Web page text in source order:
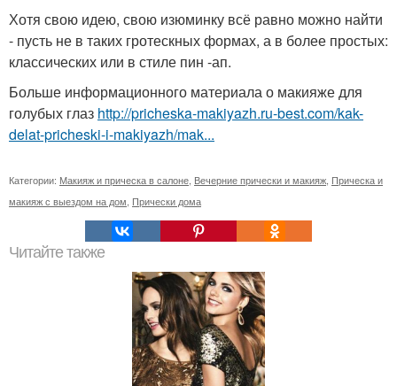
Хотя свою идею, свою изюминку всё равно можно найти
- пусть не в таких гротескных формах, а в более простых:
классических или в стиле пин -ап.
Больше информационного материала о макияже для
голубых глаз http://pricheska-makiyazh.ru-best.com/kak-
delat-pricheski-i-makiyazh/mak...
Категории: Макияж и прическа в салоне Вечерние прически и макияж Прическа и
макияж с выездом на дом Прически дома
Читайте также